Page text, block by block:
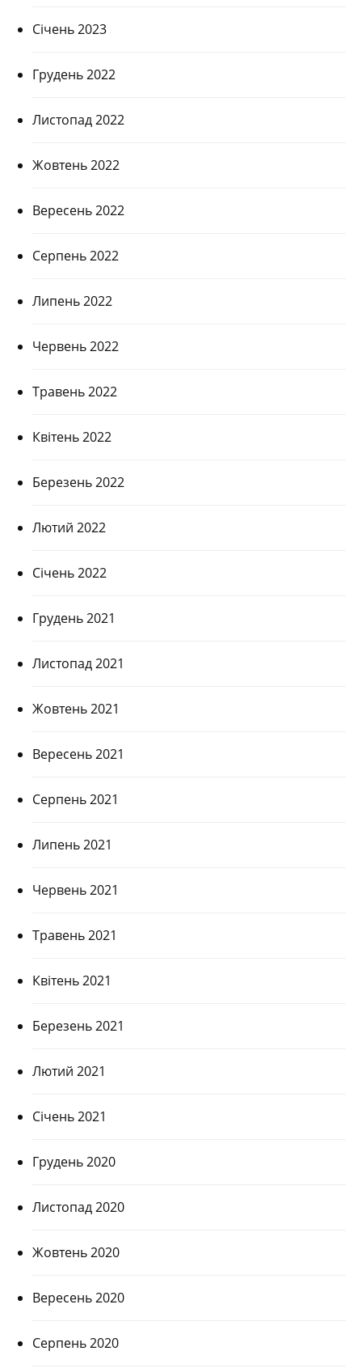
Січень 2023
Грудень 2022
Листопад 2022
Жовтень 2022
Вересень 2022
Серпень 2022
Липень 2022
Червень 2022
Травень 2022
Квітень 2022
Березень 2022
Лютий 2022
Січень 2022
Грудень 2021
Листопад 2021
Жовтень 2021
Вересень 2021
Серпень 2021
Липень 2021
Червень 2021
Травень 2021
Квітень 2021
Березень 2021
Лютий 2021
Січень 2021
Грудень 2020
Листопад 2020
Жовтень 2020
Вересень 2020
Серпень 2020